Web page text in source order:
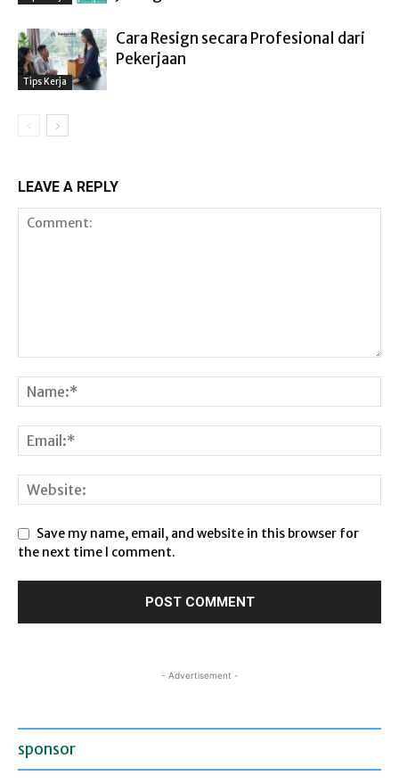
Tips Kerja
Cara Resign secara Profesional dari
Pekerjaan
LEAVE A REPLY
Save my name, email, and website in this browser for
the next time I comment.
- Advertisement -
sponsor